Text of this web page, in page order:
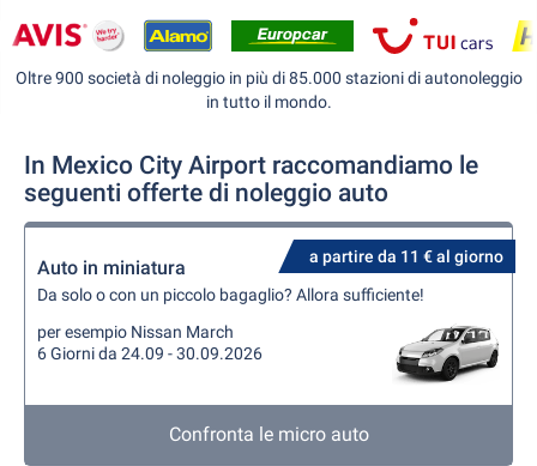
Oltre 900 società di noleggio in più di 85.000 stazioni di autonoleggio
in tutto il mondo.
In Mexico City Airport raccomandiamo le
seguenti offerte di noleggio auto
a partire da 11 € al giorno
Auto in miniatura
Da solo o con un piccolo bagaglio? Allora sufficiente!
per esempio Nissan March
6 Giorni da 24.09 - 30.09.2026
Confronta le micro auto